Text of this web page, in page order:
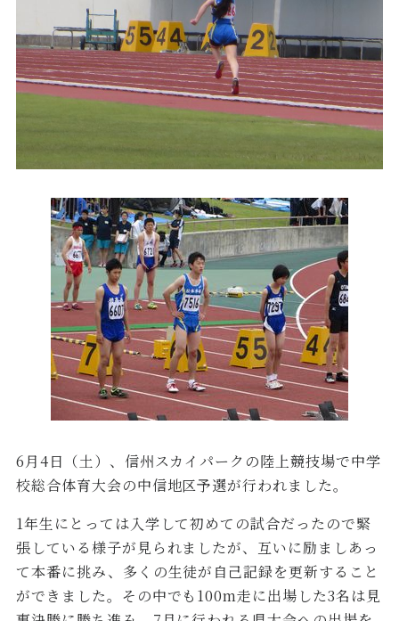
6月4日（土）、信州スカイパークの陸上競技場で中学
校総合体育大会の中信地区予選が行われました。
1年生にとっては入学して初めての試合だったので緊
張している様子が見られましたが、互いに励ましあっ
て本番に挑み、多くの生徒が自己記録を更新すること
ができました。その中でも100m走に出場した3名は見